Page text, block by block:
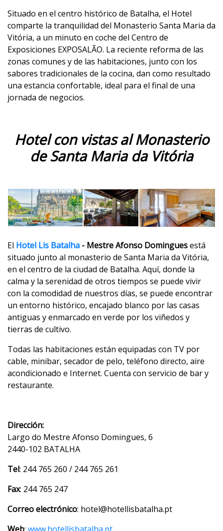
Situado en el centro histórico de Batalha, el Hotel
comparte la tranquilidad del Monasterio Santa Maria da
Vitória, a un minuto en coche del Centro de
Exposiciones EXPOSALÃO. La reciente reforma de las
zonas comunes y de las habitaciones, junto con los
sabores tradicionales de la cocina, dan como resultado
una estancia confortable, ideal para el final de una
jornada de negocios.
Hotel con vistas al Monasterio
de Santa Maria da Vitória
El Hotel Lis Batalha - Mestre Afonso Dominguesestá
situado junto al monasterio de Santa Maria da Vitória,
en el centro de la ciudad de Batalha. Aquí, donde la
calma y la serenidad de otros tiempos se puede vivir
con la comodidad de nuestros días, se puede encontrar
un entorno histórico, encajado blanco por las casas
antiguas y enmarcado en verde por los viñedos y
tierras de cultivo.
Todas las habitaciones están equipadas con TV por
cable, minibar, secador de pelo, teléfono directo, aire
acondicionado e Internet. Cuenta con servicio de bar y
restaurante.
Dirección:
Largo do Mestre Afonso Domingues, 6
2440-102 BATALHA
Tel: 244 765 260 / 244 765 261
Fax: 244 765 247
Correo electrónico: hotel@hotellisbatalha.pt